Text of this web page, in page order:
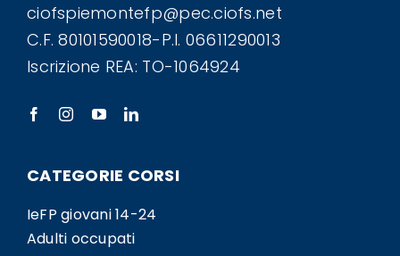
ciofspiemontefp@pec.ciofs.net
C.F. 80101590018-P.I. 06611290013
Iscrizione REA: TO-1064924
CATEGORIE CORSI
IeFP giovani 14-24
Adulti occupati